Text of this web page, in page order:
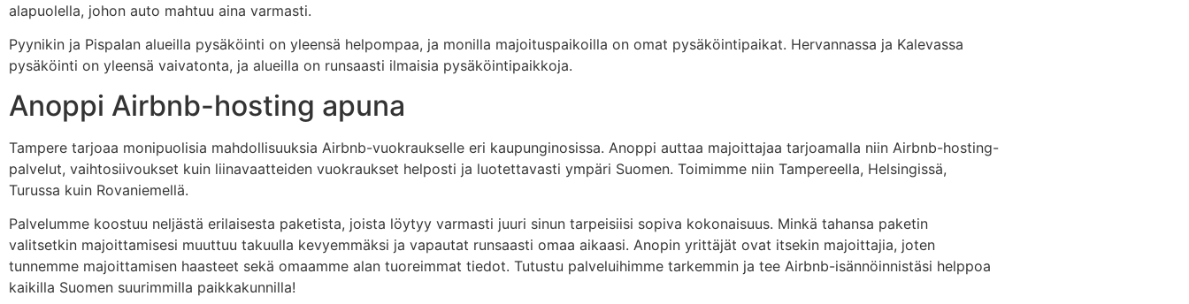
alapuolella, johon auto mahtuu aina varmasti.
Pyynikin ja Pispalan alueilla pysäköinti on yleensä helpompaa, ja monilla majoituspaikoilla on omat pysäköintipaikat. Hervannassa ja Kalevassa
pysäköinti on yleensä vaivatonta, ja alueilla on runsaasti ilmaisia pysäköintipaikkoja.
Anoppi Airbnb-hosting apuna
Tampere tarjoaa monipuolisia mahdollisuuksia Airbnb-vuokraukselle eri kaupunginosissa. Anoppi auttaa majoittajaa tarjoamalla niin Airbnb-hosting-
palvelut, vaihtosiivoukset kuin liinavaatteiden vuokraukset helposti ja luotettavasti ympäri Suomen. Toimimme niin Tampereella, Helsingissä,
Turussa kuin Rovaniemellä.
Palvelumme koostuu neljästä erilaisesta paketista, joista löytyy varmasti juuri sinun tarpeisiisi sopiva kokonaisuus. Minkä tahansa paketin
valitsetkin majoittamisesi muuttuu takuulla kevyemmäksi ja vapautat runsaasti omaa aikaasi. Anopin yrittäjät ovat itsekin majoittajia, joten
tunnemme majoittamisen haasteet sekä omaamme alan tuoreimmat tiedot. Tutustu palveluihimme tarkemmin ja tee Airbnb-isännöinnistäsi helppoa
kaikilla Suomen suurimmilla paikkakunnilla!